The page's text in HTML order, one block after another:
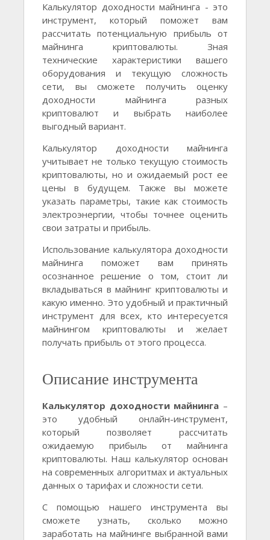
Калькулятор доходности майнинга - это
инструмент, который поможет вам
рассчитать потенциальную прибыль от
майнинга криптовалюты. Зная
технические характеристики вашего
оборудования и текущую сложность
сети, вы сможете получить оценку
доходности майнинга разных
криптовалют и выбрать наиболее
выгодный вариант.
Калькулятор доходности майнинга
учитывает не только текущую стоимость
криптовалюты, но и ожидаемый рост ее
цены в будущем. Также вы можете
указать параметры, такие как стоимость
электроэнергии, чтобы точнее оценить
свои затраты и прибыль.
Использование калькулятора доходности
майнинга поможет вам принять
осознанное решение о том, стоит ли
вкладываться в майнинг криптовалюты и
какую именно. Это удобный и практичный
инструмент для всех, кто интересуется
майнингом криптовалюты и желает
получать прибыль от этого процесса.
Описание инструмента
Калькулятор доходности майнинга –
это удобный онлайн-инструмент,
который позволяет рассчитать
ожидаемую прибыль от майнинга
криптовалюты. Наш калькулятор основан
на современных алгоритмах и актуальных
данных о тарифах и сложности сети.
С помощью нашего инструмента вы
сможете узнать, сколько можно
заработать на майнинге выбранной вами